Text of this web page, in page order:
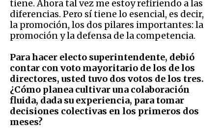
tiene. Ahora tal vez me estoy refiriendo a las
diferencias. Pero sí tiene lo esencial, es decir,
la promoción, los dos pilares importantes: la
promoción y la defensa de la competencia.
Para hacer electo superintendente, debió
contar con voto mayoritario de los de los
directores, usted tuvo dos votos de los tres.
¿Cómo planea cultivar una colaboración
fluida, dada su experiencia, para tomar
decisiones colectivas en los primeros dos
meses?